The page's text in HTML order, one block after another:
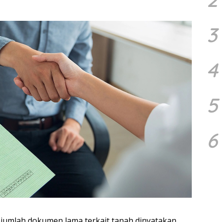
3
4
5
6